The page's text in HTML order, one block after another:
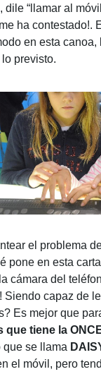
dile “llamar al
ha contestado!.
en esta
previsto.
el problema
pone en esta
cámara del
Siendo capaz de
Es mejor que
que tiene la
que se llama
el móvil, pero